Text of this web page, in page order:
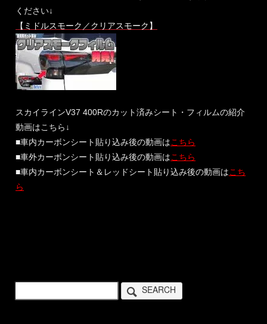
ください↓
【ミドルスモーク／クリアスモーク】
スカイラインV37 400Rのカット済みシート・フィルムの紹介
動画はこちら↓
■車内カーボンシート貼り込み後の動画はこちら
■車外カーボンシート貼り込み後の動画はこちら
■車内カーボンシート＆レッドシート貼り込み後の動画はこち
ら
SEARCH